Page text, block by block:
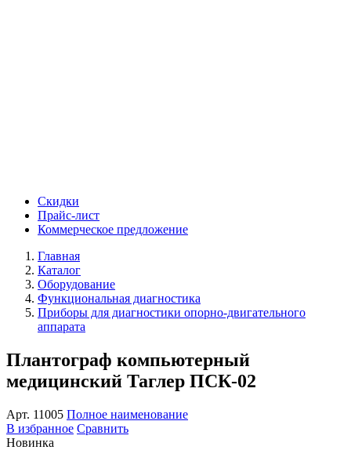
Скидки
Прайс-лист
Коммерческое предложение
Главная
Каталог
Оборудование
Функциональная диагностика
Приборы для диагностики опорно-двигательного
аппарата
Плантограф компьютерный
медицинский Таглер ПСК-02
Арт. 11005 Полное наименование
В избранное Сравнить
Новинка